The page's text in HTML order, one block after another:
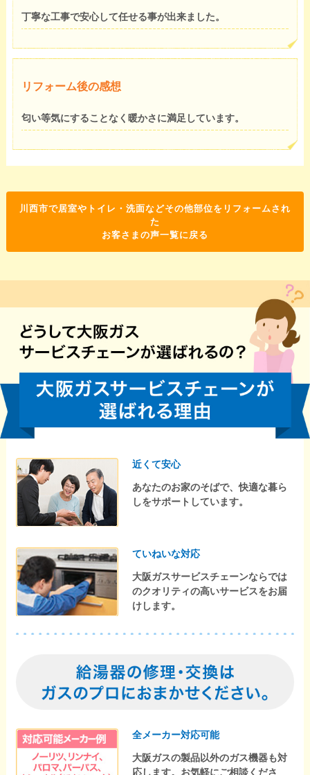
丁寧な工事で安心して任せる事が出来ました。
リフォーム後の感想
匂い等気にすることなく暖かさに満足しています。
川西市で居室やトイレ・洗面などその他部位をリフォームされ
た
お客さまの声一覧に戻る
近くて安心
あなたのお家のそばで、快適な暮ら
しをサポートしています。
ていねいな対応
大阪ガスサービスチェーンならでは
のクオリティの高いサービスをお届
けします。
全メーカー対応可能
大阪ガスの製品以外のガス機器も対
応します。お気軽にご相談くださ